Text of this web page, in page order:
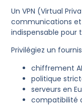
Un VPN (Virtual
communications et
indispensable pour
Privilégiez un
chiffrement
politique
serveurs en
compatibilité